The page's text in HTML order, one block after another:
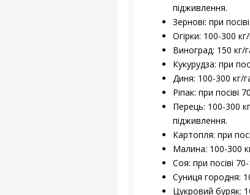
підживлення.
Зернові: при
Огірки: 100-300
Виноград: 150 кг/
Кукурудза: при
Диня: 100-300 кг/
Ріпак: при посіві
Перець: 100-300
підживлення.
Картопля: при
Малина: 100-300
Соя: при посіві
Суниця городня:
Цукровий буряк: